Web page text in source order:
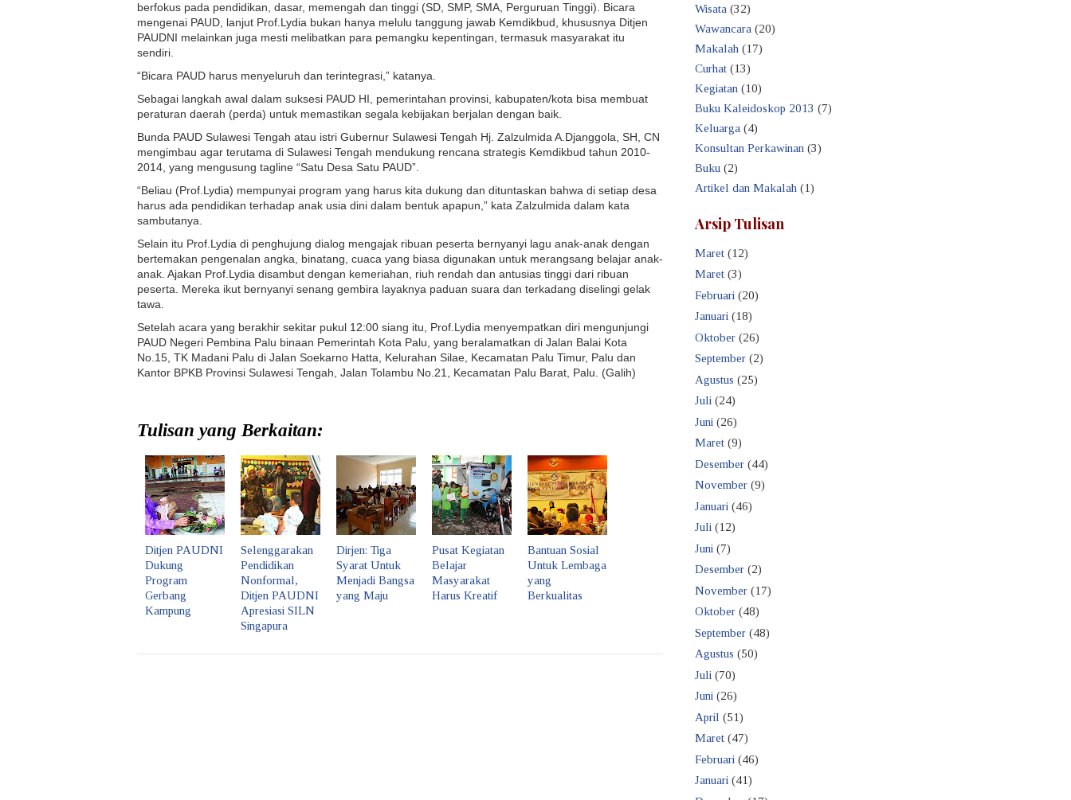
berfokus pada pendidikan, dasar, memengah dan tinggi (SD, SMP, SMA, Perguruan Tinggi). Bicara
mengenai PAUD, lanjut Prof.Lydia bukan hanya melulu tanggung jawab Kemdikbud, khususnya Ditjen
PAUDNI melainkan juga mesti melibatkan para pemangku kepentingan, termasuk masyarakat itu
sendiri.
“Bicara PAUD harus menyeluruh dan terintegrasi,” katanya.
Sebagai langkah awal dalam suksesi PAUD HI, pemerintahan provinsi, kabupaten/kota bisa membuat
peraturan daerah (perda) untuk memastikan segala kebijakan berjalan dengan baik.
Bunda PAUD Sulawesi Tengah atau istri Gubernur Sulawesi Tengah Hj. Zalzulmida A.Djanggola, SH, CN
mengimbau agar terutama di Sulawesi Tengah mendukung rencana strategis Kemdikbud tahun 2010-
2014, yang mengusung tagline “Satu Desa Satu PAUD”.
“Beliau (Prof.Lydia) mempunyai program yang harus kita dukung dan dituntaskan bahwa di setiap desa
harus ada pendidikan terhadap anak usia dini dalam bentuk apapun,” kata Zalzulmida dalam kata
sambutanya.
Selain itu Prof.Lydia di penghujung dialog mengajak ribuan peserta bernyanyi lagu anak-anak dengan
bertemakan pengenalan angka, binatang, cuaca yang biasa digunakan untuk merangsang belajar anak-
anak. Ajakan Prof.Lydia disambut dengan kemeriahan, riuh rendah dan antusias tinggi dari ribuan
peserta. Mereka ikut bernyanyi senang gembira layaknya paduan suara dan terkadang diselingi gelak
tawa.
Setelah acara yang berakhir sekitar pukul 12:00 siang itu, Prof.Lydia menyempatkan diri mengunjungi
PAUD Negeri Pembina Palu binaan Pemerintah Kota Palu, yang beralamatkan di Jalan Balai Kota
No.15, TK Madani Palu di Jalan Soekarno Hatta, Kelurahan Silae, Kecamatan Palu Timur, Palu dan
Kantor BPKB Provinsi Sulawesi Tengah, Jalan Tolambu No.21, Kecamatan Palu Barat, Palu. (Galih)
Tulisan yang Berkaitan:
Ditjen PAUDNI
Dukung
Program
Gerbang
Kampung
Selenggarakan
Pendidikan
Nonformal,
Ditjen PAUDNI
Apresiasi SILN
Singapura
Dirjen: Tiga
Syarat Untuk
Menjadi Bangsa
yang Maju
Pusat Kegiatan
Belajar
Masyarakat
Harus Kreatif
Bantuan Sosial
Untuk Lembaga
yang
Berkualitas
Wisata (32)
Wawancara (20)
Makalah (17)
Curhat (13)
Kegiatan (10)
Buku Kaleidoskop 2013 (7)
Keluarga (4)
Konsultan Perkawinan (3)
Buku (2)
Artikel dan Makalah (1)
Arsip Tulisan
Maret (12)
Maret (3)
Februari (20)
Januari (18)
Oktober (26)
September (2)
Agustus (25)
Juli (24)
Juni (26)
Maret (9)
Desember (44)
November (9)
Januari (46)
Juli (12)
Juni (7)
Desember (2)
November (17)
Oktober (48)
September (48)
Agustus (50)
Juli (70)
Juni (26)
April (51)
Maret (47)
Februari (46)
Januari (41)